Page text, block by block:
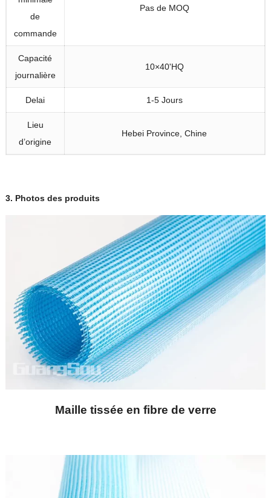
de
commande
Pas de MOQ
Capacité
journalière
10×40'HQ
Delai 1-5 Jours
Lieu
d’origine
Hebei Province, Chine
3. Photos des produits
Maille tissée en fibre de verre